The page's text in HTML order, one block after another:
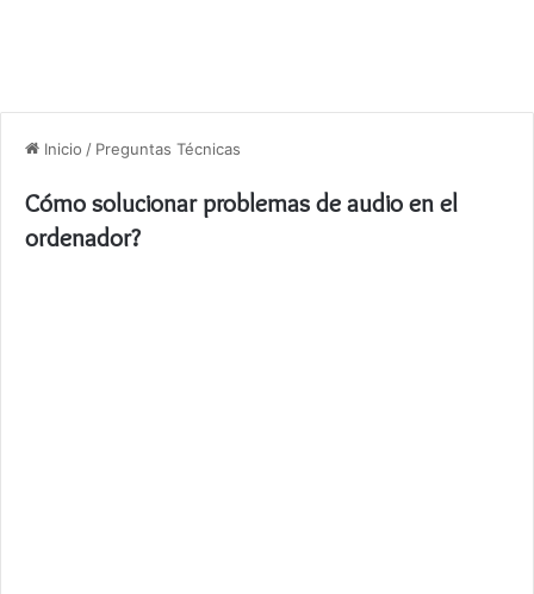
Inicio / Preguntas Técnicas
Cómo solucionar problemas de audio en el
ordenador?